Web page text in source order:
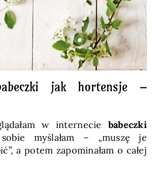
jak hortensje –
w internecie babeczki
myślałam – „muszę je
a potem zapominałam o całej